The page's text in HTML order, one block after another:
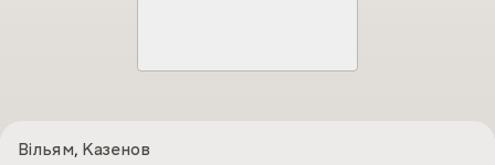
Вільям, Казенов